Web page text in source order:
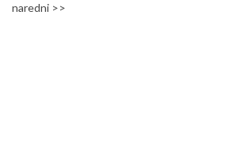
naredni >>